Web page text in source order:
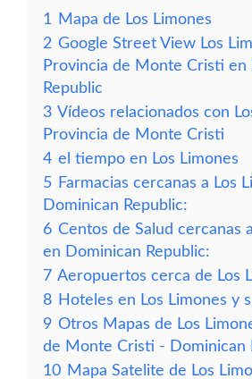
1
Mapa de Los Limones
2 Google Street View Los
Provincia de Monte Cristi en
Republic
3 Vídeos relacionados con
Provincia de Monte Cristi
4 el tiempo en Los Limones
5 Farmacias cercanas a Los
Dominican Republic:
6 Centos de Salud cercanas
en Dominican Republic:
7 Aeropuertos cerca de Los
8 Hoteles en Los Limones y
9 Otros Mapas de Los
de Monte Cristi - Dominican
10 Mapa Satelite de Los